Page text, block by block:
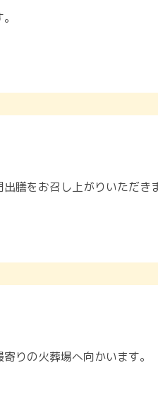
膳をお召し上がりいただき
りの火葬場へ向かいます。